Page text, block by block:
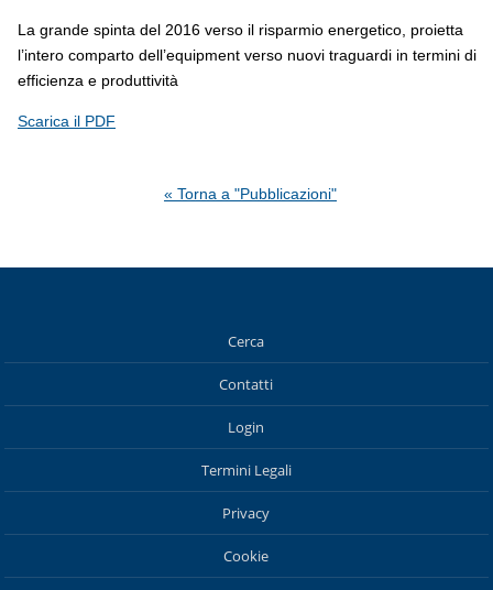
La grande spinta del 2016 verso il risparmio energetico, proietta
l’intero comparto dell’equipment verso nuovi traguardi in termini di
efficienza e produttività
Scarica il PDF
« Torna a "Pubblicazioni"
Cerca
Contatti
Login
Termini Legali
Privacy
Cookie